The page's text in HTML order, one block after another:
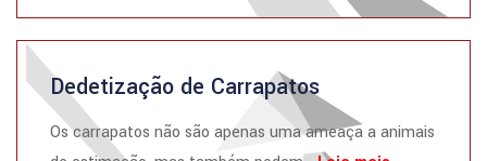
Dedetização de Carrapatos
Os carrapatos não são apenas uma ameaça a animais